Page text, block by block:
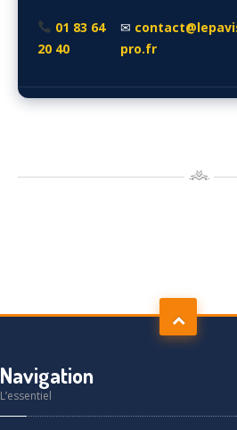
01 83 64
20 40
✉
pro.fr
Navigation
L’essentiel